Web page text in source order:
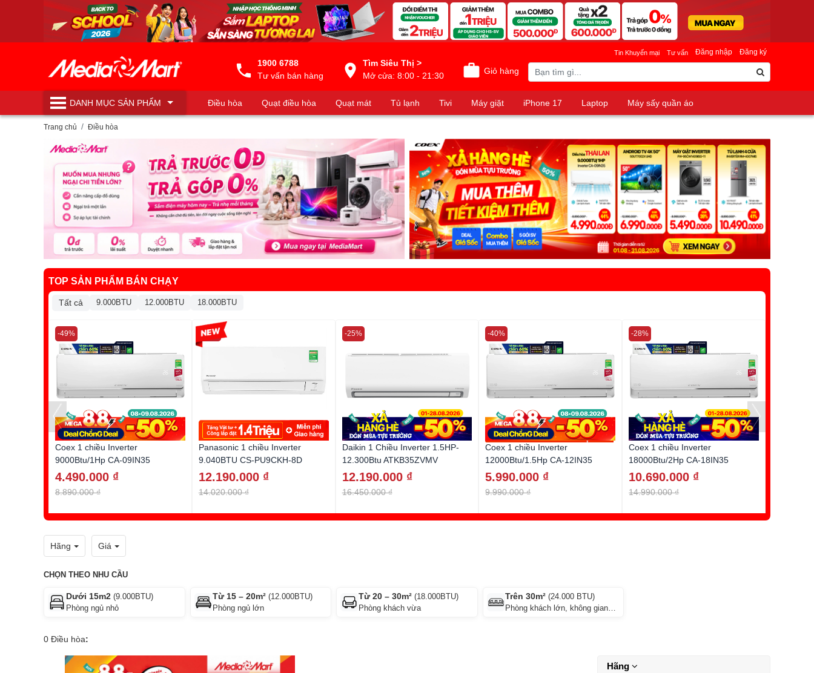
1900 6788
Tư vấn bán hàng
Tìm Siêu Thị >
Mở cửa: 8:00 - 21:30
Giỏ hàng
Đăng nhập Đăng ký
Tin Khuyến mại Tư vấn
DANH MỤCSẢN PHẨM Điều hòa Quạt điều hòa Quạt mát Tủ lạnh Tivi Máy giặt iPhone 17 Laptop
Máy sấy quần áo
Máy lọc nước
Trang chủ Điều hòa
TOP SẢN PHẨM BÁN CHẠY
Tất cả 9.000BTU 12.000BTU 18.000BTU
Coex 1 chiều Inverter
9000Btu/1Hp CA-09IN35
4.490.000 ₫
8.890.000 ₫
-49%
Panasonic 1 chiều Inverter
9.040BTU CS-PU9CKH-8D
12.190.000 ₫
14.020.000 ₫
-13%
Daikin 1 Chiều Inverter 1.5HP-
12.300Btu ATKB35ZVMV
12.190.000 ₫
16.450.000 ₫
-25%
Coex 1 chiều Inverter
12000Btu/1.5Hp CA-12IN35
5.990.000 ₫
9.990.000 ₫
-40%
Coex 1 chiều Inverter
18000Btu/2Hp CA-18IN35
10.690.000 ₫
14.990.000 ₫
-28%
Hãng Giá
CHỌN THEO NHU CẦU
Dưới 15m2 (9.000BTU)
Phòng ngủ nhỏ
Từ 15 – 20m²(12.000BTU)
Phòng ngủ lớn
Từ 20 – 30m² (18.000BTU)
Phòng khách vừa
Trên 30m²(24.000 BTU)
Phòng khách lớn, không gian
0 Điều hòa:
Hãng